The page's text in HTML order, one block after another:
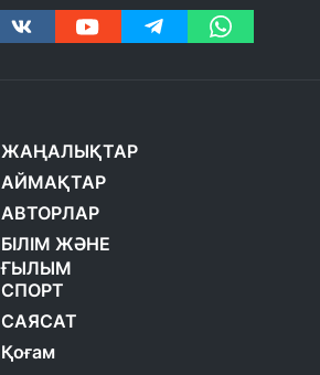
ЖАҢАЛЫҚТАР
АЙМАҚТАР
АВТОРЛАР
БІЛІМ ЖӘНЕ
ҒЫЛЫМ
СПОРТ
САЯСАТ
Қоғам